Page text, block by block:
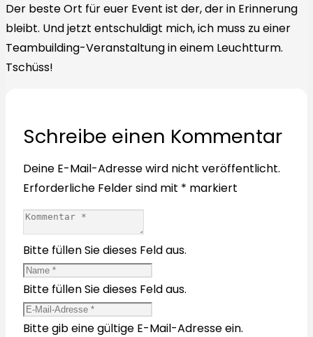
Der beste Ort für euer Event ist der, der in Erinnerung
bleibt. Und jetzt entschuldigt mich, ich muss zu einer
Teambuilding-Veranstaltung in einem Leuchtturm.
Tschüss!
Schreibe einen Kommentar
Deine E-Mail-Adresse wird nicht veröffentlicht.
Erforderliche Felder sind mit * markiert
Bitte füllen Sie dieses Feld aus.
Bitte füllen Sie dieses Feld aus.
Bitte gib eine gültige E-Mail-Adresse ein.